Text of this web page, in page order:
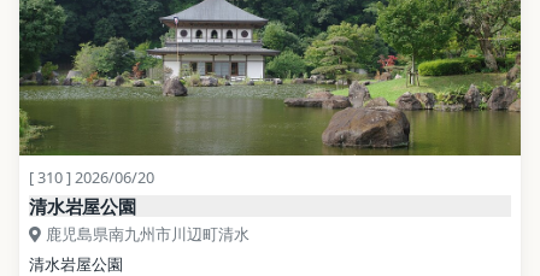
[ 310 ] 2026/06/20
清水岩屋公園
鹿児島県南九州市川辺町清水
清水岩屋公園